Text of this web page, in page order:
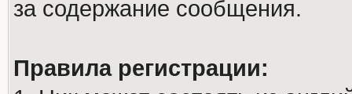
за содержание сообщения.
Правила регистрации: